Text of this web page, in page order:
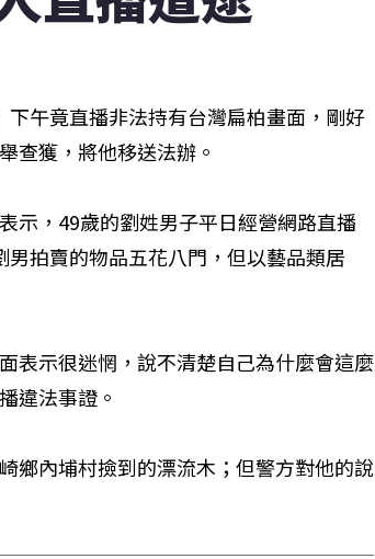
午竟直播非法持有台灣扁柏畫面，剛好
查獲，將他移送法辦。
示，49歲的劉姓男子平日經營網路直播
拍賣的物品五花八門，但以藝品類居
表示很迷惘，說不清楚自己為什麼會這麼
違法事證。
鄉內埔村撿到的漂流木；但警方對他的說